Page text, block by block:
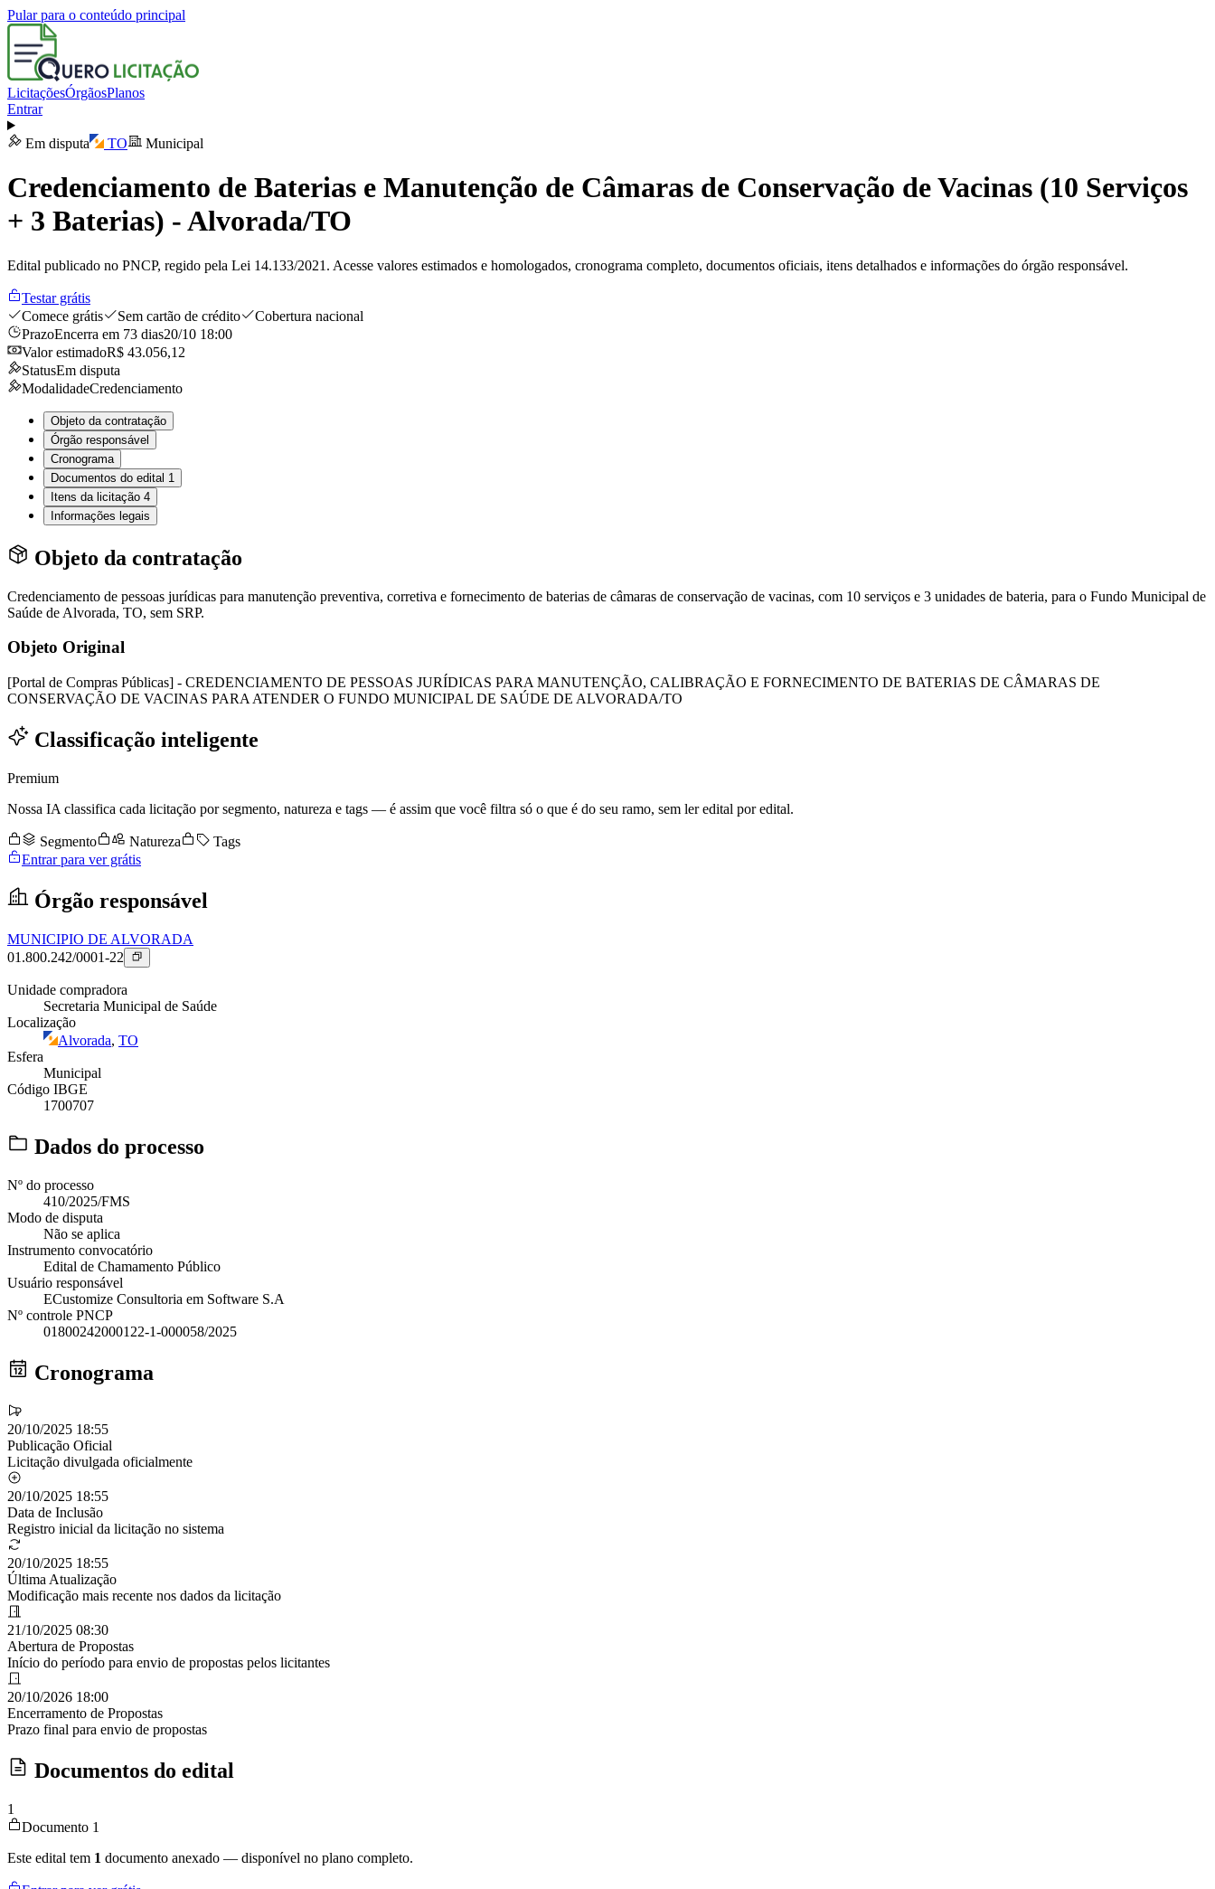
Pular para o conteúdo principal
LicitaçõesÓrgãosPlanos
Entrar
Em disputa TO Municipal
Credenciamento de Baterias e Manutenção de Câmaras de Conservação de Vacinas (10 Serviços
+ 3 Baterias) - Alvorada/TO
Edital publicado no PNCP, regido pela Lei 14.133/2021. Acesse valores estimados e homologados, cronograma completo, documentos oficiais, itens detalhados e informações do órgão responsável.
Testar grátis
Comece grátis
Sem cartão de crédito
Cobertura nacional
PrazoEncerra em 73 dias20/10 18:00
Valor estimadoR$ 43.056,12
StatusEm disputa
ModalidadeCredenciamento
Objeto da contratação
Órgão responsável
Cronograma
Documentos do edital 1
Itens da licitação 4
Informações legais
Objeto da contratação
Credenciamento de pessoas jurídicas para manutenção preventiva, corretiva e fornecimento de baterias de câmaras de conservação de vacinas, com 10 serviços e 3 unidades de bateria, para o Fundo Municipal de
Saúde de Alvorada, TO, sem SRP.
Objeto Original
[Portal de Compras Públicas] - CREDENCIAMENTO DE PESSOAS JURÍDICAS PARA MANUTENÇÃO, CALIBRAÇÃO E FORNECIMENTO DE BATERIAS DE CÂMARAS DE
CONSERVAÇÃO DE VACINAS PARA ATENDER O FUNDO MUNICIPAL DE SAÚDE DE ALVORADA/TO
Classificação inteligente
Premium
Nossa IA classifica cada licitação por segmento, natureza e tags — é assim que você filtra só o que é do seu ramo, sem ler edital por edital.
Segmento Natureza
Tags
Entrar para ver grátis
Órgão responsável
MUNICIPIO DE ALVORADA
01.800.242/0001-22
Unidade compradora
Secretaria Municipal de Saúde
Localização
Alvorada, TO
Esfera
Municipal
Código IBGE
1700707
Dados do processo
Nº do processo
410/2025/FMS
Modo de disputa
Não se aplica
Instrumento convocatório
Edital de Chamamento Público
Usuário responsável
ECustomize Consultoria em Software S.A
Nº controle PNCP
01800242000122-1-000058/2025
Cronograma
20/10/2025 18:55
Publicação Oficial
Licitação divulgada oficialmente
20/10/2025 18:55
Data de Inclusão
Registro inicial da licitação no sistema
20/10/2025 18:55
Última Atualização
Modificação mais recente nos dados da licitação
21/10/2025 08:30
Abertura de Propostas
Início do período para envio de propostas pelos licitantes
20/10/2026 18:00
Encerramento de Propostas
Prazo final para envio de propostas
Documentos do edital
1
Documento 1
Este edital tem 1 documento anexado — disponível no plano completo.